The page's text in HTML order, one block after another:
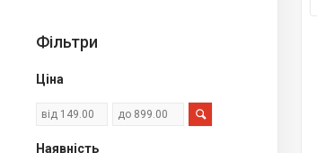
Фільтри
Ціна
Наявність